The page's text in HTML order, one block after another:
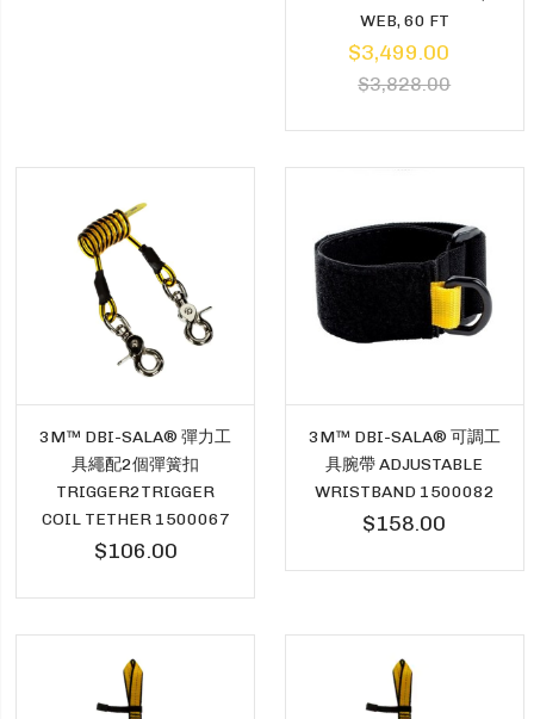
WEB, 60 FT
$3,499.00
$3,828.00
3M™ DBI-SALA® 彈力工
具繩配2個彈簧扣
TRIGGER2TRIGGER
COIL TETHER 1500067
$106.00
3M™ DBI-SALA® 可調工
具腕帶 ADJUSTABLE
WRISTBAND 1500082
$158.00